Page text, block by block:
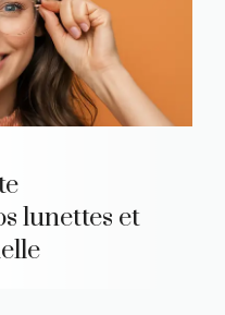
lunettes et